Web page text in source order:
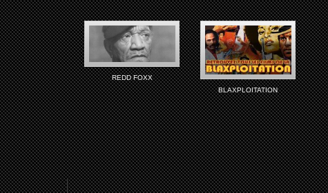
REDD FOXX
BLAXPLOITATION